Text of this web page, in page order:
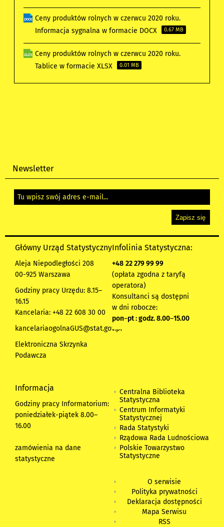
Ceny produktów rolnych w czerwcu 2020 roku.
Informacja sygnalna w formacie DOCX
0.67 MB
Ceny produktów rolnych w czerwcu 2020 roku.
Tablice w formacie XLSX
0.01 MB
Newsletter
Główny Urząd Statystyczny
Aleja Niepodległości 208
00-925 Warszawa
Godziny pracy Urzędu: 8.15–
16.15
Kancelaria: +48 22 608 30 00
kancelariaogolnaGUS@stat.gov.pl
Elektroniczna Skrzynka
Podawcza
Infolinia Statystyczna:
+48 22 279 99 99
(opłata zgodna z taryfą
operatora)
Konsultanci są dostępni
w dni robocze:
pon–pt : godz. 8.00–15.00
Informacja
Godziny pracy Informatorium:
poniedziałek-piątek 8.00–
16.00
zamówienia na dane
statystyczne
Centralna Biblioteka
Statystyczna
Centrum Informatyki
Statystycznej
Rada Statystyki
Rządowa Rada Ludnościowa
Polskie Towarzystwo
Statystyczne
O serwisie
Polityka prywatności
Deklaracja dostępności
Mapa Serwisu
RSS